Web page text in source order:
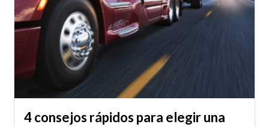
4 consejos rápidos para elegir una